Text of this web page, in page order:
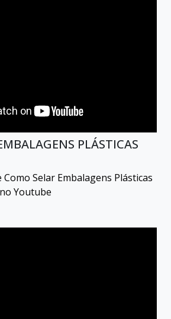
PLÁSTICAS
Selar Embalagens Plásticas
Youtube